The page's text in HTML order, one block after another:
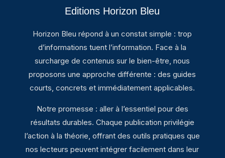
Editions Horizon Bleu
Horizon Bleu répond à un constat simple : trop
d’informations tuent l’information. Face à la
surcharge de contenus sur le bien-être, nous
proposons une approche différente : des guides
courts, concrets et immédiatement applicables.
Notre promesse : aller à l’essentiel pour des
résultats durables. Chaque publication privilégie
l’action à la théorie, offrant des outils pratiques que
nos lecteurs peuvent intégrer facilement dans leur